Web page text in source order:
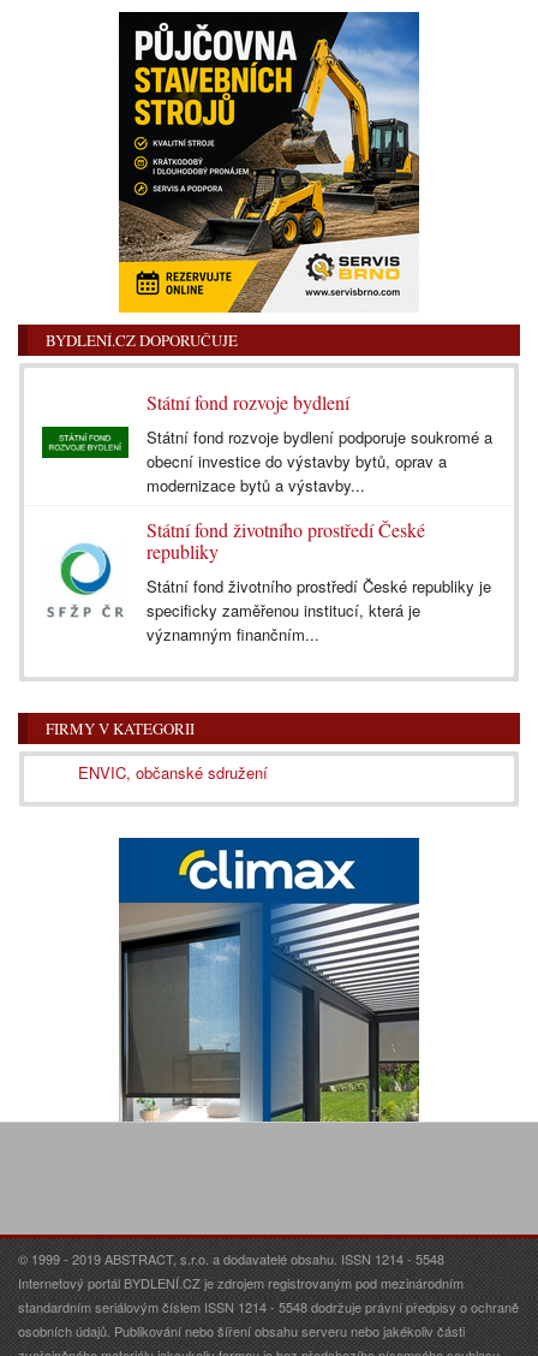
BYDLENÍ.CZ DOPORUČUJE
Státní fond rozvoje bydlení
Státní fond rozvoje bydlení podporuje soukromé a
obecní investice do výstavby bytů, oprav a
modernizace bytů a výstavby...
Státní fond životního prostředí České
republiky
Státní fond životního prostředí České republiky je
specificky zaměřenou institucí, která je
významným finančním...
FIRMY V KATEGORII
ENVIC, občanské sdružení
© 1999 - 2019 ABSTRACT, s.r.o. a dodavatelé obsahu. ISSN 1214 - 5548
Internetový portál BYDLENÍ.CZ je zdrojem registrovaným pod mezinárodním
standardním seriálovým číslem ISSN 1214 - 5548 dodržuje právní předpisy o ochraně
osobních údajů. Publikování nebo šíření obsahu serveru nebo jakékoliv části